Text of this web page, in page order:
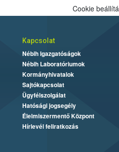
Cookie
Kapcsolat
Nébih Igazgatóságok
Nébih Laboratóriumok
Kormányhivatalok
Sajtókapcsolat
Ügyfélszolgálat
Hatósági jogsegély
Élelmiszermentő Központ
Hírlevél feliratkozás